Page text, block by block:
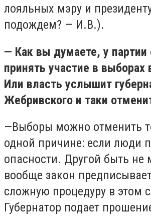
лояльных мэру и
подождем? — И.В.).
— Как вы думаете, у
принять участие в выборах
Или власть услышит
Жебривского и таки
—Выборы можно отменить
одной причине: если люди
опасности. Другой быть не
вообще закон
сложную процедуру в этом
Губернатор подает